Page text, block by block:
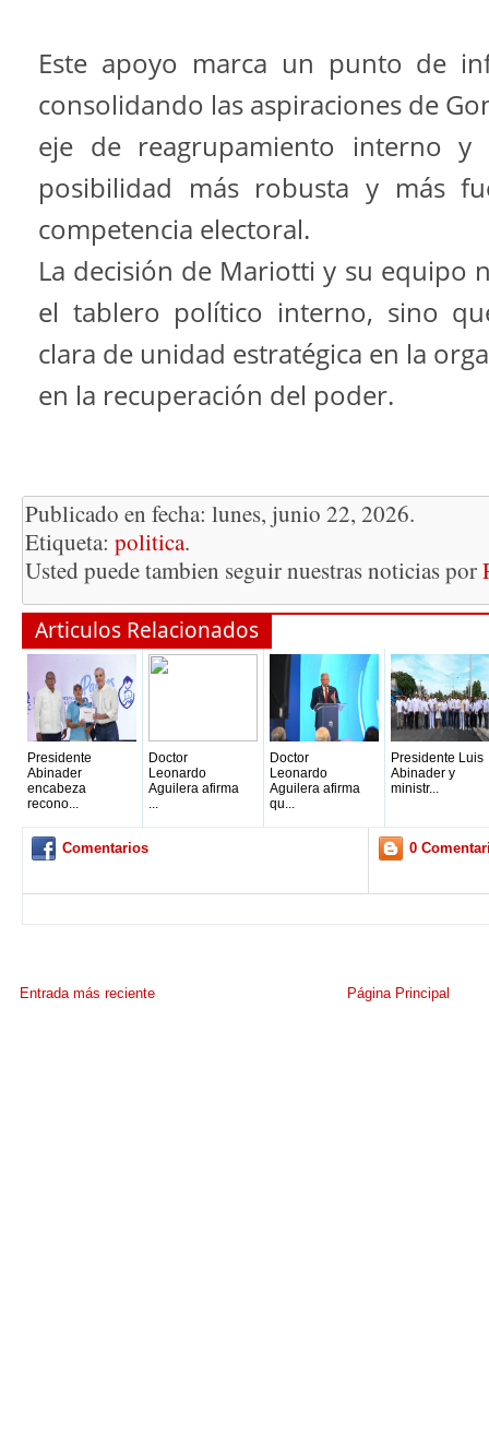
Este apoyo marca un punto de
consolidando las aspiraciones de
eje de reagrupamiento interno y
posibilidad más robusta y más
competencia electoral.
La decisión de Mariotti y su equipo
el tablero político interno, sino
clara de unidad estratégica en la
en la recuperación del poder.
Publicado en fecha: lunes, junio 22, 2026.
Etiqueta: politica.
Usted puede tambien seguir nuestras noticias por
Articulos Relacionados
Presidente
Abinader
encabeza
recono...
Doctor
Leonardo
Aguilera afirma
...
Doctor
Leonardo
Aguilera afirma
qu...
Presidente Luis
Abinader y
ministr...
Comentarios 0
Entrada más reciente Página Principal